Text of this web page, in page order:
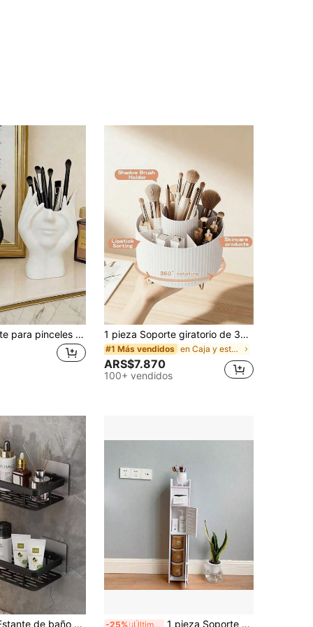
1 pieza Soporte para pinceles de maquillaje con arte corporal humano hecho a mano - Un soporte para pinceles de maquillaje con arte corporal humano único y creativo, caja de almacenamiento de pinceles de maquillaje de escritorio, material de resina decorativo, diseño a prueba de caídas, ornamento escultórico, ligero 1 pieza Soporte giratorio de 360° para brochas de maquillaje, Juego de organizador de tocador con cesta de almacenamiento de 5 compartimentos, Cesta organizadora mini para brochas de maquillaje, cosméticos, lápices labiales, bolígrafos, suministros de arte, suministros de oficina, decoración del hogar, accesorios de baño
#1 Más vendidos en Caja y estante para guardar cosméticos
ARS$7.870
100+ vendidos
espacio para baño y cocina, sistema de estantes de cesta de ducha, estantes de varios niveles para artículos de tocador, cosméticos, artículos esenciales, organizador de ducha, se ajusta perfectamente a 19 días festivos -25% ¡Últimos 3 días 1 pieza Soporte pequeño de plástico para papel higiénico, gabinete de almacenamiento para baño alto y estrecho adecuado para espacios pequeños, gabinete de esquina independiente estrecho con puerta, estantería de baño, estante de almacenamiento de baño, regalo para vacaciones, regalo de Navidad, decoración de baño, decoración de otoño